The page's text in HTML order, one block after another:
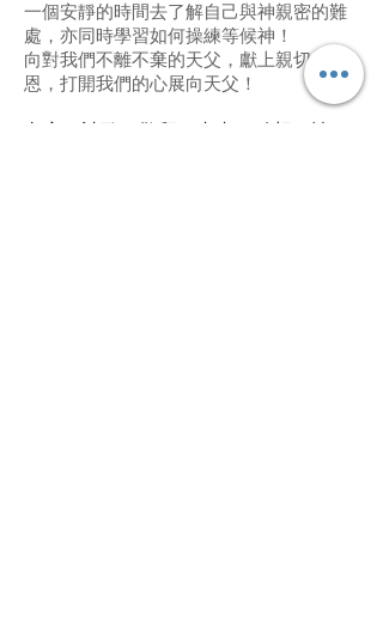
一個安靜的時間去了解自己與神親密的難
處，亦同時學習如何操練等候神！
向對我們不離不棄的天父，獻上親切的感
恩，打開我們的心展向天父！